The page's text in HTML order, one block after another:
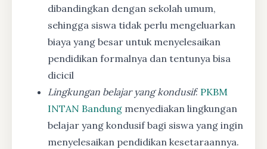
dibandingkan dengan sekolah umum,
sehingga siswa tidak perlu mengeluarkan
biaya yang besar untuk menyelesaikan
pendidikan formalnya dan tentunya bisa
dicicil
Lingkungan belajar yang kondusif: PKBM
INTAN Bandung menyediakan lingkungan
belajar yang kondusif bagi siswa yang ingin
menyelesaikan pendidikan kesetaraannya.